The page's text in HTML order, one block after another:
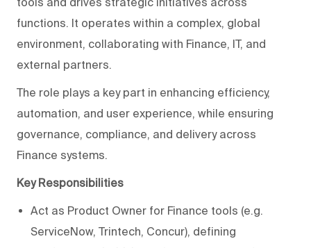
functions. It operates within a complex, global
environment, collaborating with Finance, IT, and
external partners.
The role plays a key part in enhancing efficiency,
automation, and user experience, while ensuring
governance, compliance, and delivery across
Finance systems.
Key Responsibilities
Act as Product Owner for Finance tools (e.g.
ServiceNow, Trintech, Concur), defining